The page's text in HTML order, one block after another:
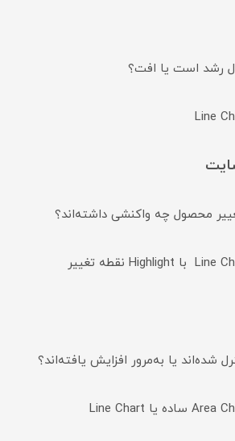
رشد است یا افت؟
محصول چه واکنشی داشته‌اند؟
شده‌اند یا به‌مرور افزایش یافته‌اند؟